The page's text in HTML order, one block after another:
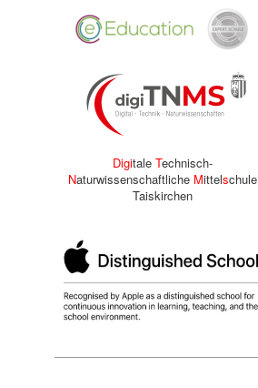
Digitale Technisch-
Naturwissenschaftliche Mittelschule
Taiskirchen